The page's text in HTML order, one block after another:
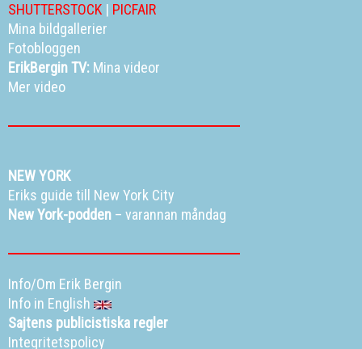
SHUTTERSTOCK | PICFAIR
Mina bildgallerier
Fotobloggen
ErikBergin TV: Mina videor
Mer video
NEW YORK
Eriks guide till New York City
New York-podden – varannan måndag
Info/Om Erik Bergin
Info in English
Sajtens publicistiska regler
Integritetspolicy